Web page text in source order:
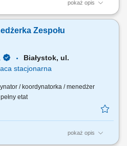
pokaż opis
sprzedażowego: rekrutacja,
poprzez kreowanie relacji
Zespołu
Białystok, ul.
stacjonarna
/ koordynatorka / menedżer
pełny etat
pokaż opis
własnego biznesu opartego o